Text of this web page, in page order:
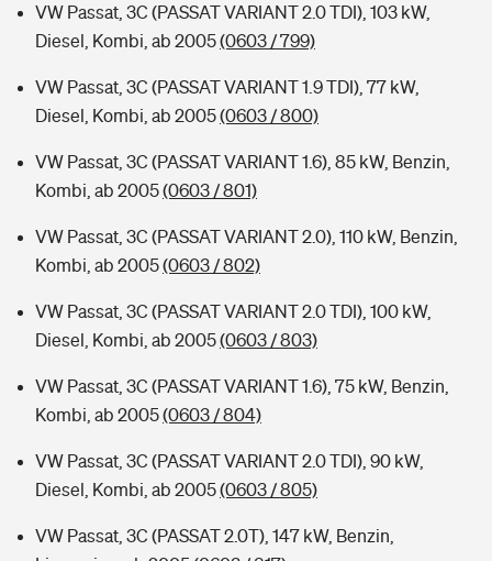
VW Passat, 3C (PASSAT VARIANT 2.0 TDI), 103 kW,
Diesel, Kombi, ab 2005(0603 / 799)
VW Passat, 3C (PASSAT VARIANT 1.9 TDI), 77 kW,
Diesel, Kombi, ab 2005(0603 / 800)
VW Passat, 3C (PASSAT VARIANT 1.6), 85 kW, Benzin,
Kombi, ab 2005(0603 / 801)
VW Passat, 3C (PASSAT VARIANT 2.0), 110 kW, Benzin,
Kombi, ab 2005(0603 / 802)
VW Passat, 3C (PASSAT VARIANT 2.0 TDI), 100 kW,
Diesel, Kombi, ab 2005(0603 / 803)
VW Passat, 3C (PASSAT VARIANT 1.6), 75 kW, Benzin,
Kombi, ab 2005(0603 / 804)
VW Passat, 3C (PASSAT VARIANT 2.0 TDI), 90 kW,
Diesel, Kombi, ab 2005(0603 / 805)
VW Passat, 3C (PASSAT 2.0T), 147 kW, Benzin,